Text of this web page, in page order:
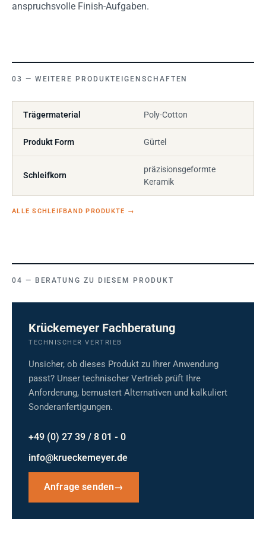
anspruchsvolle Finish-Aufgaben.
WEITERE PRODUKTEIGENSCHAFTEN
Trägermaterial Poly-Cotton
Produkt Form Gürtel
Schleifkorn
präzisionsgeformte
Keramik
ALLE SCHLEIFBAND PRODUKTE →
BERATUNG ZU DIESEM PRODUKT
Krückemeyer Fachberatung
TECHNISCHER VERTRIEB
Unsicher, ob dieses Produkt zu Ihrer Anwendung
passt? Unser technischer Vertrieb prüft Ihre
Anforderung, bemustert Alternativen und kalkuliert
Sonderanfertigungen.
+49 (0) 27 39 / 8 01 - 0
info@krueckemeyer.de
Anfrage senden→